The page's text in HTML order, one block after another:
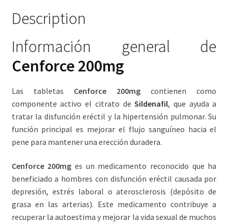
Description
Información general de
Cenforce 200mg
Las tabletas Cenforce 200mg contienen como
componente activo el citrato deSildenafil, que ayuda a
tratar la disfunción eréctil y la hipertensión pulmonar. Su
función principal es mejorar el flujo sanguíneo hacia el
pene para mantener una erección duradera.
Cenforce 200mg es un medicamento reconocido que ha
beneficiado a hombres con disfunción eréctil causada por
depresión, estrés laboral o aterosclerosis (depósito de
grasa en las arterias). Este medicamento contribuye a
recuperar la autoestima y mejorar la vida sexual de muchos